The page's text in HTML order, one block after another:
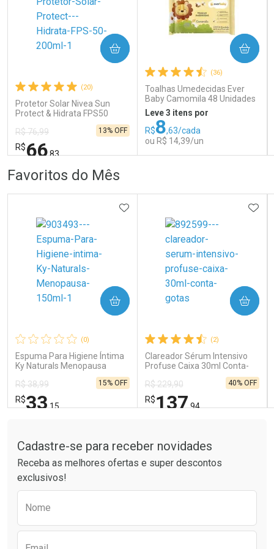
Ativar Desconto
Comprar sem Desconto
Por R$ 139,59/cada
Comprar sem Desconto
Comprar sem Desconto
Por R$ 95,99/cada
Comprar sem Desconto
Por R$ 95,99/cada
(20)
Protetor Solar Nivea Sun
Protect & Hidrata FPS50
R$ 76,99
R$66,83
13% OFF
COMPRAR
Ativar Desconto
Comprar sem Desconto
Por R$ 66,83/cada
Por Menos
Comprar sem Desconto
(36)
Toalhas Umedecidas Ever
Baby Camomila 48 Unidades
Leve 3 itens por
R$8,63/cada
ou R$ 14,39/un
COMPRAR
Ativar Desconto
Comprar sem Desconto
Por R$ 14,39/cada
Por Menos
Comprar sem Desconto
Favoritos do Mês
(0)
Espuma Para Higiene Íntima
Ky Naturals Menopausa
R$ 38,99
R$33,15
15% OFF
ADICIONAR AOS FAVORITOS
COMPRAR
Laboratório
Por Menos
(2)
Clareador Sérum Intensivo
Profuse Caixa 30ml Conta-
R$ 229,90
R$137,94
40% OFF
COMPRAR
Laboratório
Por Menos
Cadastre-se para receber novidades
Receba as melhores ofertas e super descontos
exclusivos!
Nome